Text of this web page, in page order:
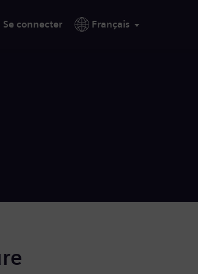
Se connecter Français